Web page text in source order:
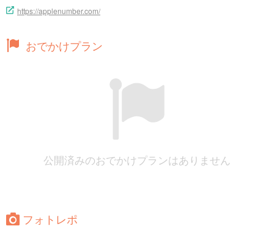
https://applenumber.com/
おでかけプラン
公開済みのおでかけプランはありません
フォトレポ